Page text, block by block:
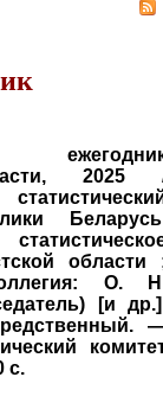
2025
области
О.
[и
с.